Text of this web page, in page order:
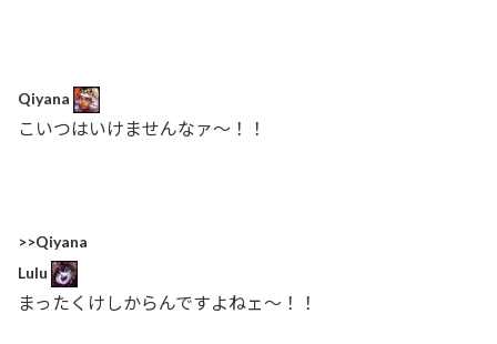
Qiyana
こいつはいけませんなァ〜！！
>>Qiyana
Lulu
まったくけしからんですよねェ〜！！